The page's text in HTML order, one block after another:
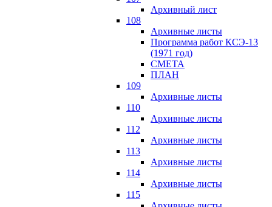
Архивный лист
108
Архивные листы
Программа работ КСЭ-13
(1971 год)
СМЕTA
ПЛАН
109
Архивные листы
110
Архивные листы
112
Архивные листы
113
Архивные листы
114
Архивные листы
115